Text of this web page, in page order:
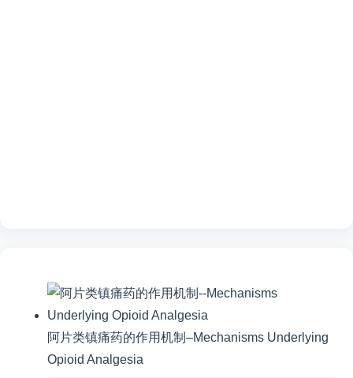
阿片类镇痛药的作用机制–Mechanisms Underlying
Opioid Analgesia